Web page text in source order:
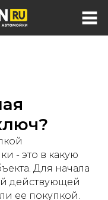
- это в какую
Для начала
действующей
ее покупкой.